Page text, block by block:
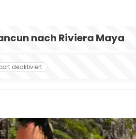
nach Riviera Maya
deaktiviert